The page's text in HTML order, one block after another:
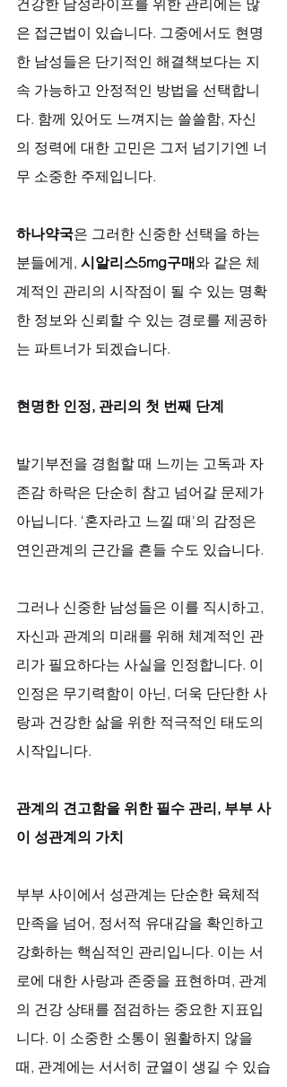
은 접근법이 있습니다. 그중에서도 현명
한 남성들은 단기적인 해결책보다는 지
속 가능하고 안정적인 방법을 선택합니
다. 함께 있어도 느껴지는 쓸쓸함, 자신
의 정력에 대한 고민은 그저 넘기기엔 너
무 소중한 주제입니다.
하나약국은 그러한 신중한 선택을 하는
분들에게, 시알리스5mg구매와 같은 체
계적인 관리의 시작점이 될 수 있는 명확
한 정보와 신뢰할 수 있는 경로를 제공하
는 파트너가 되겠습니다.
현명한 인정, 관리의 첫 번째 단계
발기부전을 경험할 때 느끼는 고독과 자
존감 하락은 단순히 참고 넘어갈 문제가
아닙니다. '혼자라고 느낄 때'의 감정은
연인관계의 근간을 흔들 수도 있습니다.
그러나 신중한 남성들은 이를 직시하고,
자신과 관계의 미래를 위해 체계적인 관
리가 필요하다는 사실을 인정합니다. 이
인정은 무기력함이 아닌, 더욱 단단한 사
랑과 건강한 삶을 위한 적극적인 태도의
시작입니다.
관계의 견고함을 위한 필수 관리, 부부 사
이 성관계의 가치
부부 사이에서 성관계는 단순한 육체적
만족을 넘어, 정서적 유대감을 확인하고
강화하는 핵심적인 관리입니다. 이는 서
로에 대한 사랑과 존중을 표현하며, 관계
의 건강 상태를 점검하는 중요한 지표입
니다. 이 소중한 소통이 원활하지 않을
때, 관계에는 서서히 균열이 생길 수 있습